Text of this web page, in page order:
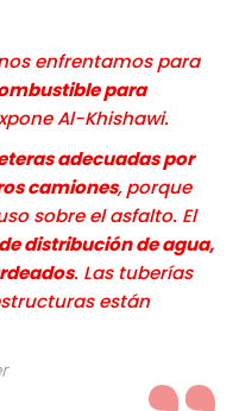
enfrentamos para
para
Al-Khishawi.
adecuadas por
camiones, porque
sobre el asfalto. El
distribución de agua,
. Las tuberías
están